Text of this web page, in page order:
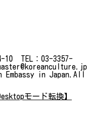
10 TEL：03-3357-
in Japan.All
モード転換】